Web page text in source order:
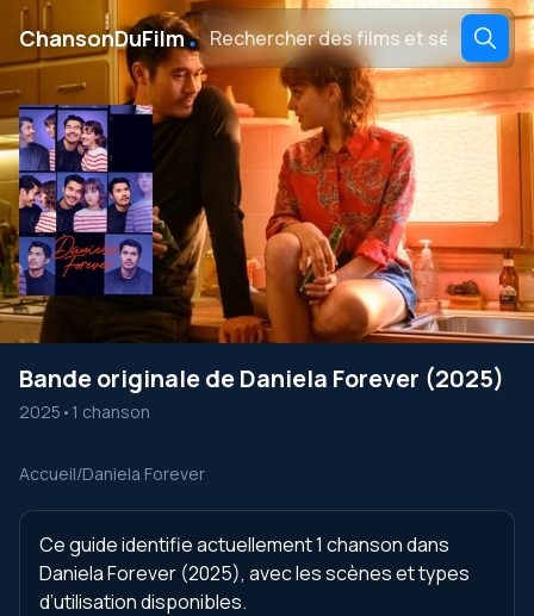
ChansonDuFilm․
Bande originale de Daniela Forever (2025)
2025 • 1 chanson
Accueil/Daniela Forever
Ce guide identifie actuellement 1 chanson dans
Daniela Forever (2025), avec les scènes et types
d’utilisation disponibles.